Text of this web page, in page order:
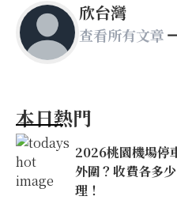
欣台灣
查看所有文章
本日熱門
2026桃園機場停
外圍？收費各多
理！